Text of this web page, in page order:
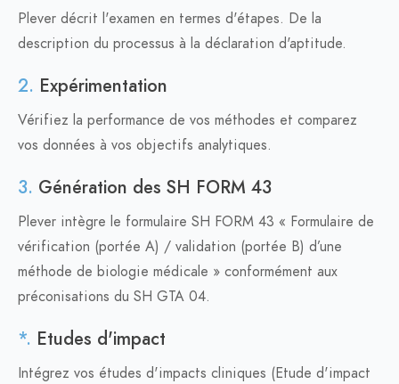
Plever décrit l'examen en termes d'étapes. De la
description du processus à la déclaration d'aptitude.
2. Expérimentation
Vérifiez la performance de vos méthodes et comparez
vos données à vos objectifs analytiques.
3. Génération des SH FORM 43
Plever intègre le formulaire SH FORM 43 « Formulaire de
vérification (portée A) / validation (portée B) d’une
méthode de biologie médicale » conformément aux
préconisations du SH GTA 04.
*. Etudes d'impact
Intégrez vos études d'impacts cliniques (Etude d'impact